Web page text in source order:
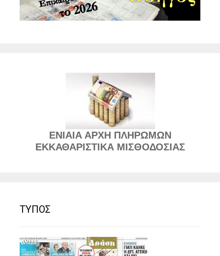
ΕΝΙΑΙΑ ΑΡΧΗ ΠΛΗΡΩΜΩΝ
ΕΚΚΑΘΑΡΙΣΤΙΚΑ ΜΙΣΘΟΔΟΣΙΑΣ
ΤΥΠΟΣ